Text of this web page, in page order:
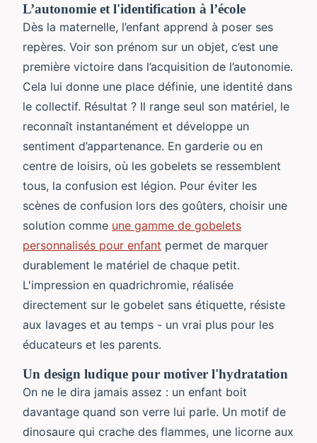
L’autonomie et l'identification à l’école
Dès la maternelle, l’enfant apprend à poser ses
repères. Voir son prénom sur un objet, c’est une
première victoire dans l’acquisition de l’autonomie.
Cela lui donne une place définie, une identité dans
le collectif. Résultat ? Il range seul son matériel, le
reconnaît instantanément et développe un
sentiment d’appartenance. En garderie ou en
centre de loisirs, où les gobelets se ressemblent
tous, la confusion est légion. Pour éviter les
scènes de confusion lors des goûters, choisir une
solution comme une gamme de gobelets
personnalisés pour enfant permet de marquer
durablement le matériel de chaque petit.
L'impression en quadrichromie, réalisée
directement sur le gobelet sans étiquette, résiste
aux lavages et au temps - un vrai plus pour les
éducateurs et les parents.
Un design ludique pour motiver l'hydratation
On ne le dira jamais assez : un enfant boit
davantage quand son verre lui parle. Un motif de
dinosaure qui crache des flammes, une licorne aux